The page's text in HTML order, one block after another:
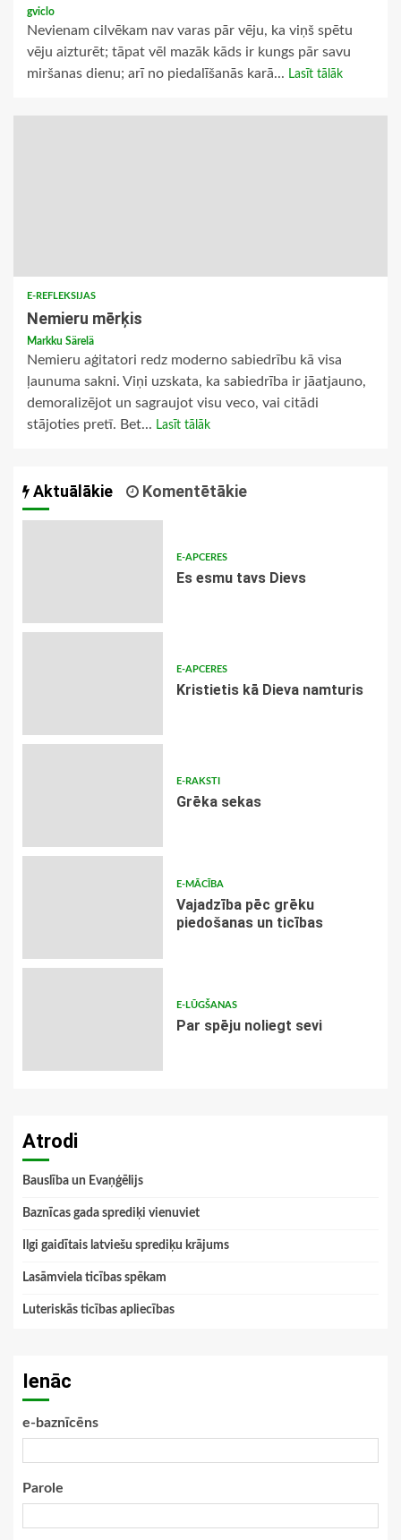
gviclo
Nevienam cilvēkam nav varas pār vēju, ka viņš spētu
vēju aizturēt; tāpat vēl mazāk kāds ir kungs pār savu
miršanas dienu; arī no piedalīšanās karā... Lasīt tālāk
E-REFLEKSIJAS
Nemieru mērķis
Markku Särelä
Nemieru aģitatori redz moderno sabiedrību kā visa
ļaunuma sakni. Viņi uzskata, ka sabiedrība ir jāatjauno,
demoralizējot un sagraujot visu veco, vai citādi
stājoties pretī. Bet... Lasīt tālāk
Aktuālākie Komentētākie
E-APCERES
Es esmu tavs Dievs
E-APCERES
Kristietis kā Dieva namturis
E-RAKSTI
Grēka sekas
E-MĀCĪBA
Vajadzība pēc grēku
piedošanas un ticības
E-LŪGŠANAS
Par spēju noliegt sevi
Atrodi
Bauslība un Evaņģēlijs
Baznīcas gada sprediķi vienuviet
Ilgi gaidītais latviešu sprediķu krājums
Lasāmviela ticības spēkam
Luteriskās ticības apliecības
Ienāc
e-baznīcēns
Parole